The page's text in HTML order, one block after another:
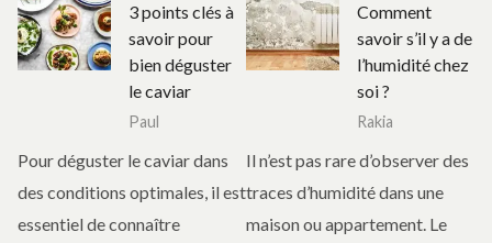
3 points clés à
savoir pour
bien déguster
le caviar
Paul
Pour déguster le caviar dans
des conditions optimales, il est
essentiel de connaître
Comment
savoir s’il y a de
l’humidité chez
soi ?
Rakia
Il n’est pas rare d’observer des
traces d’humidité dans une
maison ou appartement. Le